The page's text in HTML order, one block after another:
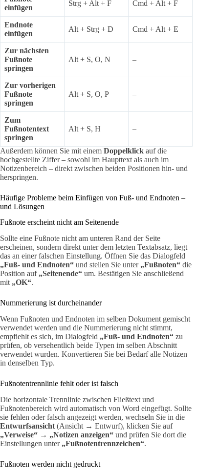
einfügen
Strg + Alt + F Cmd + Alt + F
Endnote
einfügen
Alt + Strg + D Cmd + Alt + E
Zur nächsten
Fußnote
springen
Alt + S, O, N –
Zur vorherigen
Fußnote
springen
Alt + S, O, P –
Zum
Fußnotentext
springen
Alt + S, H –
Außerdem können Sie mit einem Doppelklick auf die
hochgestellte Ziffer – sowohl im Haupttext als auch im
Notizenbereich – direkt zwischen beiden Positionen hin- und
herspringen.
Häufige Probleme beim Einfügen von Fuß- und Endnoten –
und Lösungen
Fußnote erscheint nicht am Seitenende
Sollte eine Fußnote nicht am unteren Rand der Seite
erscheinen, sondern direkt unter dem letzten Textabsatz, liegt
das an einer falschen Einstellung. Öffnen Sie das Dialogfeld
„Fuß- und Endnoten“ und stellen Sie unter „Fußnoten“ die
Position auf „Seitenende“ um. Bestätigen Sie anschließend
mit „OK“.
Nummerierung ist durcheinander
Wenn Fußnoten und Endnoten im selben Dokument gemischt
verwendet werden und die Nummerierung nicht stimmt,
empfiehlt es sich, im Dialogfeld „Fuß- und Endnoten“ zu
prüfen, ob versehentlich beide Typen im selben Abschnitt
verwendet wurden. Konvertieren Sie bei Bedarf alle Notizen
in denselben Typ.
Fußnotentrennlinie fehlt oder ist falsch
Die horizontale Trennlinie zwischen Fließtext und
Fußnotenbereich wird automatisch von Word eingefügt. Sollte
sie fehlen oder falsch angezeigt werden, wechseln Sie in die
Entwurfsansicht (Ansicht → Entwurf), klicken Sie auf
„Verweise“ → „Notizen anzeigen“ und prüfen Sie dort die
Einstellungen unter „Fußnotentrennzeichen“.
Fußnoten werden nicht gedruckt